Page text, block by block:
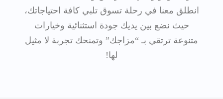
انطلق معنا في رحلة تسوق تلبي كافة احتياجاتك،
حيث نضع بين يديك جودة استثنائية وخيارات
متنوعة ترتقي بـ “مزاجك” وتمنحك تجربة لا مثيل
لها!